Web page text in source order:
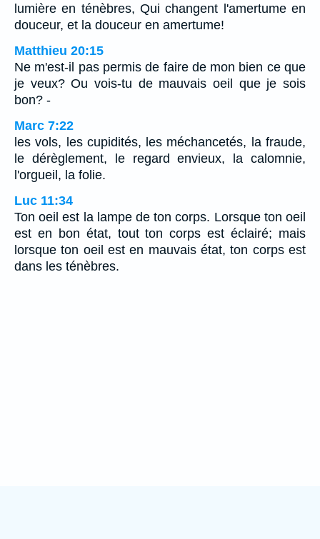
lumière en ténèbres, Qui changent l'amertume en
douceur, et la douceur en amertume!
Matthieu 20:15
Ne m'est-il pas permis de faire de mon bien ce que
je veux? Ou vois-tu de mauvais oeil que je sois
bon? -
Marc 7:22
les vols, les cupidités, les méchancetés, la fraude,
le dérèglement, le regard envieux, la calomnie,
l'orgueil, la folie.
Luc 11:34
Ton oeil est la lampe de ton corps. Lorsque ton oeil
est en bon état, tout ton corps est éclairé; mais
lorsque ton oeil est en mauvais état, ton corps est
dans les ténèbres.